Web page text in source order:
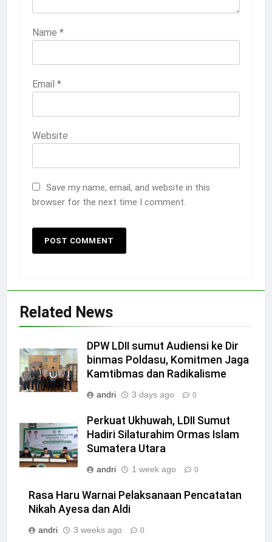
Name *
Email *
Website
Save my name, email, and website in this
browser for the next time I comment.
Related News
DPW LDII sumut Audiensi ke Dir
binmas Poldasu, Komitmen Jaga
Kamtibmas dan Radikalisme
andri 3 days ago 0
Perkuat Ukhuwah, LDII Sumut
Hadiri Silaturahim Ormas Islam
Sumatera Utara
andri 1 week ago 0
Rasa Haru Warnai Pelaksanaan Pencatatan
Nikah Ayesa dan Aldi
andri 3 weeks ago 0